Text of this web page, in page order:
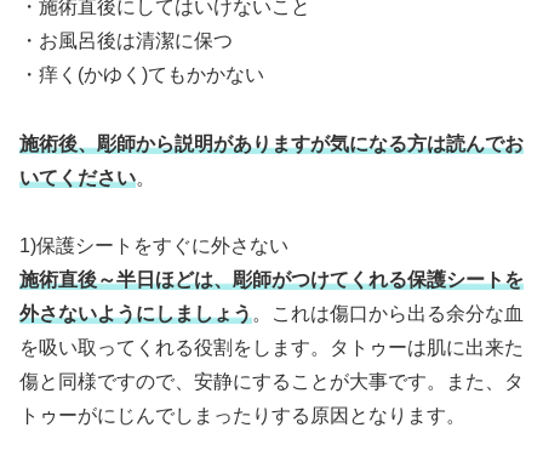
・施術直後にしてはいけないこと
・お風呂後は清潔に保つ
・痒く(かゆく)てもかかない
施術後、彫師から説明がありますが気になる方は読んでお
いてください。
1)保護シートをすぐに外さない
施術直後～半日ほどは、彫師がつけてくれる保護シートを
外さないようにしましょう。これは傷口から出る余分な血
を吸い取ってくれる役割をします。タトゥーは肌に出来た
傷と同様ですので、安静にすることが大事です。また、タ
トゥーがにじんでしまったりする原因となります。